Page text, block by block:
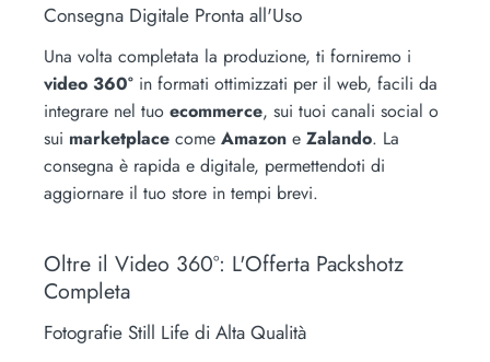
Consegna Digitale Pronta all'Uso
Una volta completata la produzione, ti forniremo i
video 360° in formati ottimizzati per il web, facili da
integrare nel tuo ecommerce, sui tuoi canali social o
sui marketplace come Amazon e Zalando. La
consegna è rapida e digitale, permettendoti di
aggiornare il tuo store in tempi brevi.
Oltre il Video 360°: L'Offerta Packshotz
Completa
Fotografie Still Life di Alta Qualità